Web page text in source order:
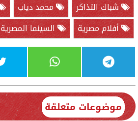
شباك التذاكر
محمد دياب
أفلام مصرية
السينما المصرية
موضوعات متعلقة